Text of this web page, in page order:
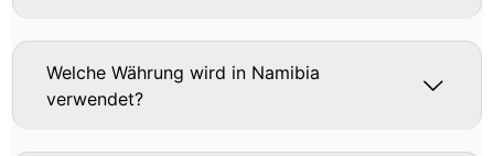
Welche Währung wird in Namibia
verwendet?